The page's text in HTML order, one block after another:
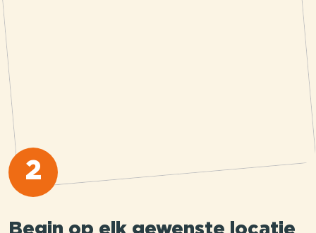
2
Begin op elk gewenste locatie